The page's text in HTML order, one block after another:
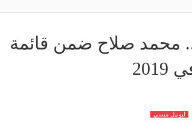
محمد صلاح ضمن قائمة
ليونيل ميسي